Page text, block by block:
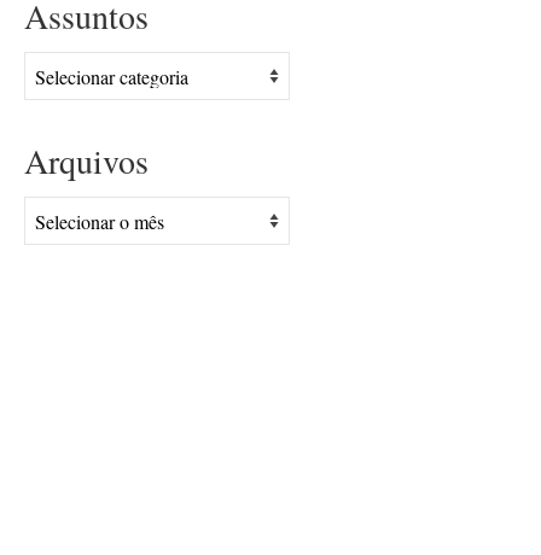
Assuntos
Assuntos
Arquivos
Arquivos